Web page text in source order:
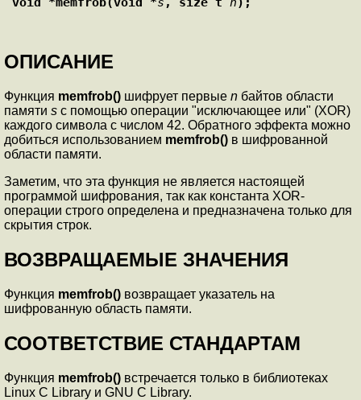
ОПИСАНИЕ
Функция memfrob() шифрует первые n байтов области
памяти s с помощью операции "исключающее или" (XOR)
каждого символа с числом 42. Обратного эффекта можно
добиться использованием memfrob() в шифрованной
области памяти.
Заметим, что эта функция не является настоящей
программой шифрования, так как константа XOR-
операции строго определена и предназначена только для
скрытия строк.
ВОЗВРАЩАЕМЫЕ ЗНАЧЕНИЯ
Функция memfrob() возвращает указатель на
шифрованную область памяти.
СООТВЕТСТВИЕ СТАНДАРТАМ
Функция memfrob() встречается только в библиотеках
Linux C Library и GNU C Library.